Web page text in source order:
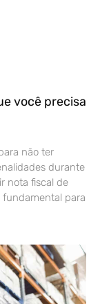
você precisa
não ter
durante
nota fiscal de
fundamental para